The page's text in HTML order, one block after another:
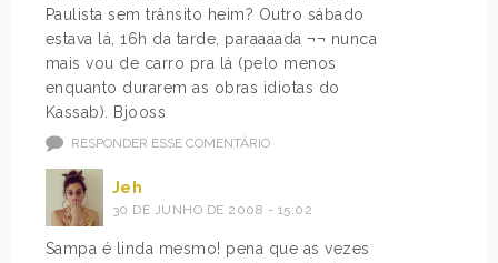
Paulista sem trânsito heim? Outro sábado
estava lá, 16h da tarde, paraaaada ¬¬ nunca
mais vou de carro pra lá (pelo menos
enquanto durarem as obras idiotas do
Kassab). Bjooss
RESPONDER ESSE COMENTÁRIO
Jeh
30 DE JUNHO DE 2008 - 15:02
Sampa é linda mesmo! pena que as vezes